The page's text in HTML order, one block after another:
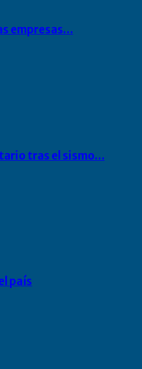
empresas…
tras el sismo…
país